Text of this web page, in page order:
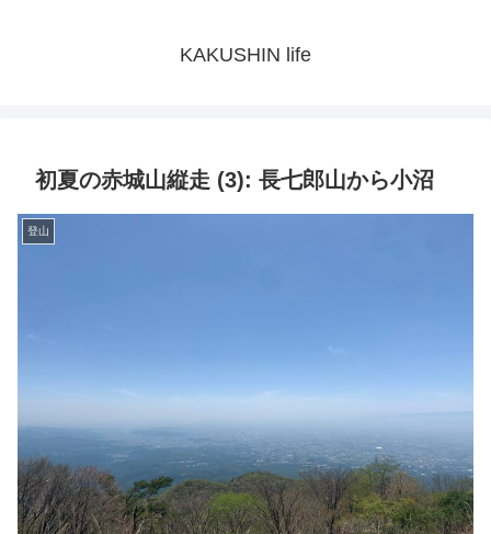
KAKUSHIN life
初夏の赤城山縦走 (3): 長七郎山から小沼
登山